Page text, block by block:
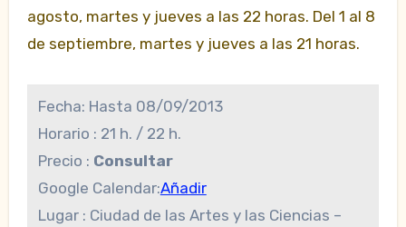
agosto, martes y jueves a las 22 horas. Del 1 al 8
de septiembre, martes y jueves a las 21 horas.
Fecha: Hasta 08/09/2013
Horario : 21 h. / 22 h.
Precio : Consultar
Google Calendar:Añadir
Lugar : Ciudad de las Artes y las Ciencias –